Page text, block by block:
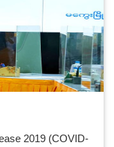
2019 (COVID-